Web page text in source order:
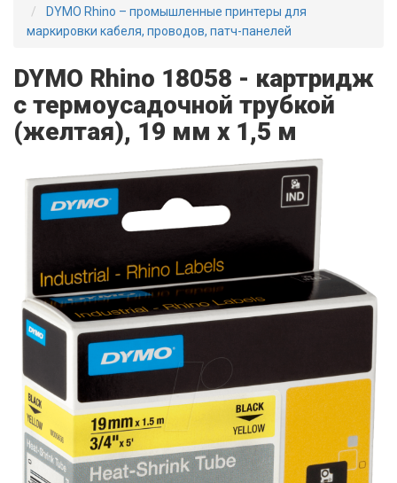
DYMO Rhino – промышленные принтеры для
маркировки кабеля, проводов, патч-панелей
DYMO Rhino 18058 - картридж
с термоусадочной трубкой
(желтая), 19 мм x 1,5 м